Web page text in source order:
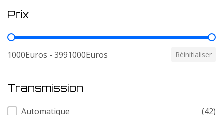
Prix
Prix
1000Euros - 3991000Euros Réinitialiser
Transmission
Transmission
Automatique
(42)